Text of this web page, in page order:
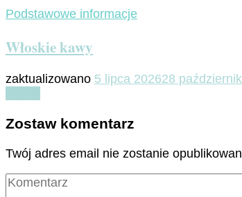
Podstawowe informacje
Włoskie kawy
zaktualizowano 5 lipca 202628
Zostaw komentarz
Twój adres email nie zostanie